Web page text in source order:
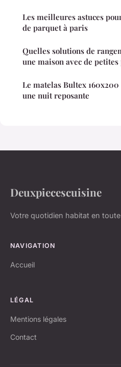
Les meilleures astuces
de parquet à paris
Quelles solutions de
une maison avec de petites
Le matelas Bultex
une nuit reposante
Deuxpiecescuisine
Votre quotidien habitat en
NAVIGATION
Accueil
LÉGAL
Mentions légales
Contact